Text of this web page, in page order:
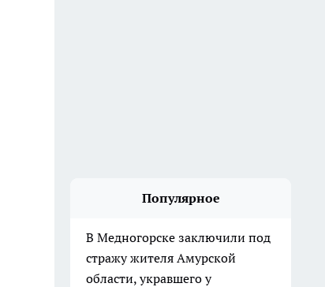
Популярное
В Медногорске заключили под
стражу жителя Амурской
области, укравшего у